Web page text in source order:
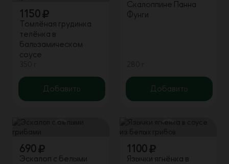
1150
Томлёная грудинка
телёнка в
бальзамическом
соусе
Добавить
Скалоппине Панна
Фунги
Добавить
690
Эскалоп с белыми
1100
Язычки ягнёнка в